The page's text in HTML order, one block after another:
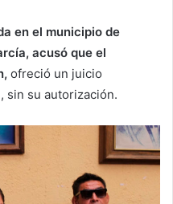
en el municipio de
acusó que el
ofreció un juicio
sin su autorización.